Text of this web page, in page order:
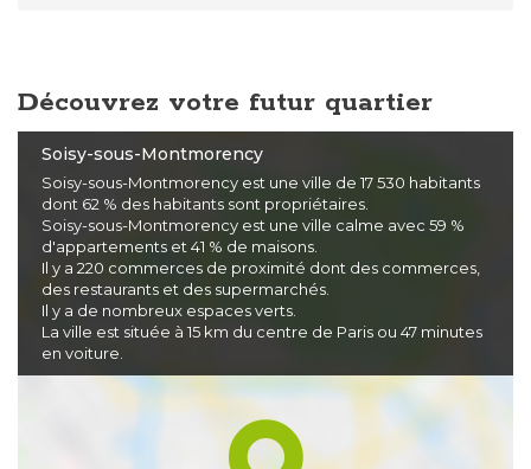
Découvrez votre futur quartier
Soisy-sous-Montmorency
Soisy-sous-Montmorency est une ville de 17 530 habitants
dont 62 % des habitants sont propriétaires.
Soisy-sous-Montmorency est une ville calme avec 59 %
d'appartements et 41 % de maisons.
Il y a 220 commerces de proximité dont des commerces,
des restaurants et des supermarchés.
Il y a de nombreux espaces verts.
La ville est située à 15 km du centre de Paris ou 47 minutes
en voiture.